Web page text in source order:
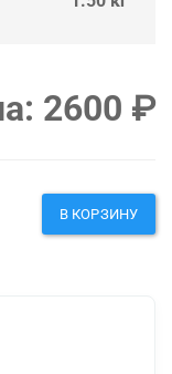
2600 ₽
В КОРЗИНУ